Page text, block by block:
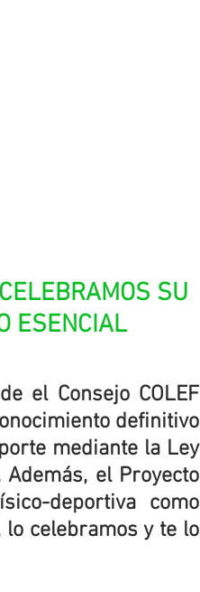
SU
ESENCIAL
el Consejo COLEF
definitivo
mediante la Ley
el Proyecto
deportiva como
celebramos y te lo